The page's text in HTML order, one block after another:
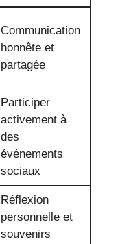
Communication
honnête et
partagée
Participer
activement à
des
événements
sociaux
Réflexion
personnelle et
souvenirs